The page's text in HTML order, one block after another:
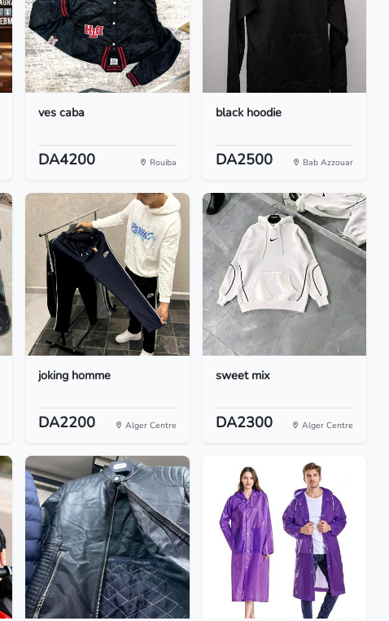
ves caba
DA4200 Rouiba
black hoodie
DA2500 Bab Azzouar
joking homme
DA2200 Alger Centre
sweet mix
DA2300 Alger Centre